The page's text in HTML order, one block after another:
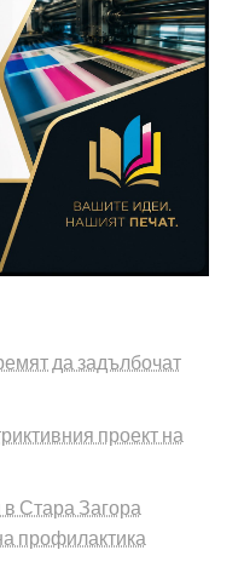
да задълбочат
проект на
в Стара Загора
профилактика